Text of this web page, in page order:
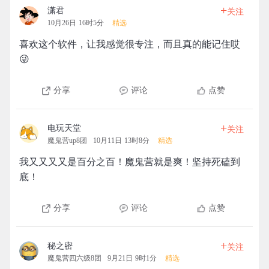
潇君
10月26日 16时5分 精选
+关注
喜欢这个软件，让我感觉很专注，而且真的能记住哎
😜
分享 评论 点赞
电玩天堂
魔鬼营up8团 10月11日 13时8分 精选
+关注
我又又又又是百分之百！魔鬼营就是爽！坚持死磕到
底！
分享 评论 点赞
秘之密
魔鬼营四六级8团 9月21日 9时1分 精选
+关注